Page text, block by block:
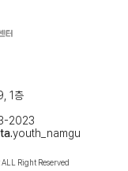
1층
2023
youth_namgu
Right Reserved